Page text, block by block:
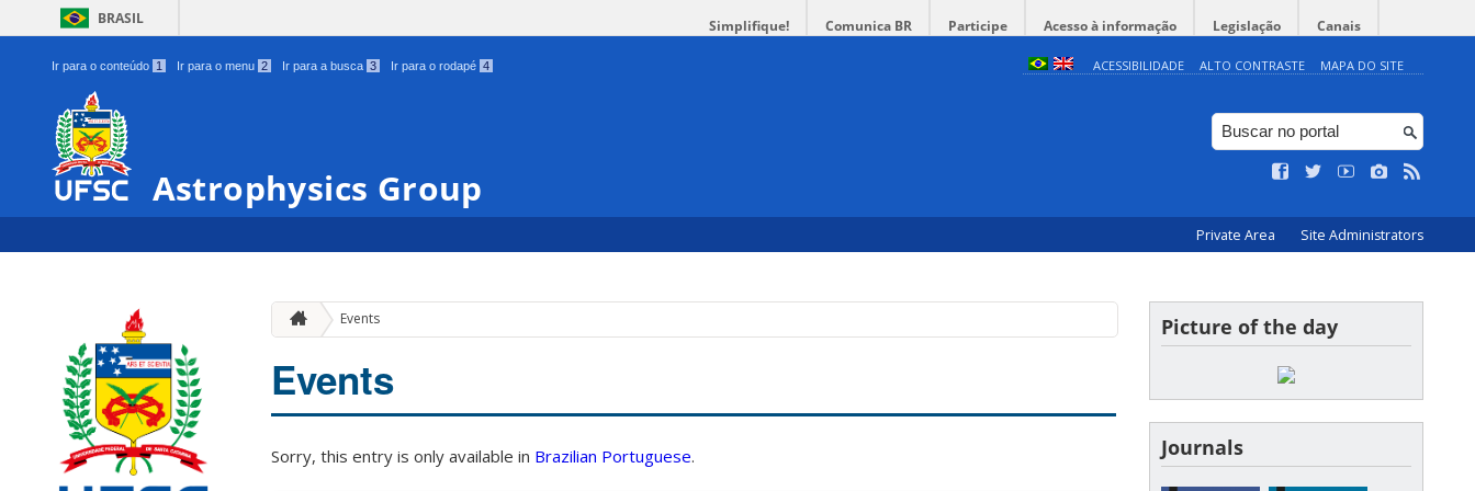
BRASIL Simplifique! Comunica BR Participe Acesso à informação Legislação Canais
Ir para o conteúdo 1 Ir para o menu 2 Ir para a busca 3 Ir para o rodapé 4 ACESSIBILIDADE ALTO CONTRASTE MAPA DO SITE
Astrophysics Group
Private Area Site Administrators
Events
Events
Sorry, this entry is only available in Brazilian Portuguese.
Picture of the day
Journals